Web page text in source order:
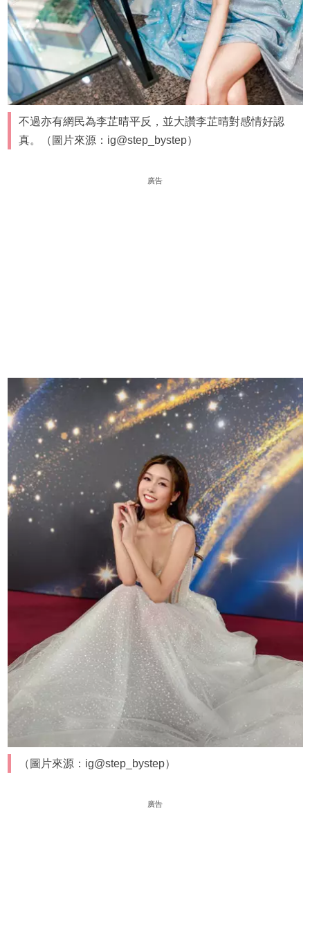
不過亦有網民為李芷晴平反，並大讚李芷晴對感情好認
真。（圖片來源：ig@step_bystep）
廣告
（圖片來源：ig@step_bystep）
廣告